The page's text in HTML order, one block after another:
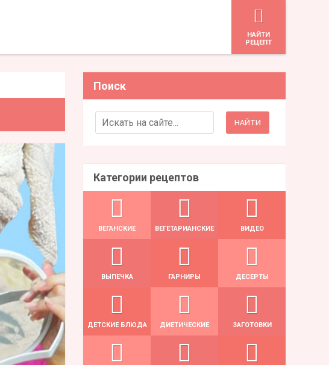
HАЙТИ
РЕЦЕПТ
Поиск
Search for:
Категории рецептов
ВЕГАНСКИЕ ВЕГЕТАРИАНСКИЕ ВИДЕО
ВЫПЕЧКА ГАРНИРЫ ДЕСЕРТЫ
ДЕТСКИЕ БЛЮДА ДИЕТИЧЕСКИЕ ЗАГОТОВКИ